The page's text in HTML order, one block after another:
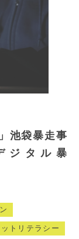
池袋暴走事
ジタル暴
ットリテラシー